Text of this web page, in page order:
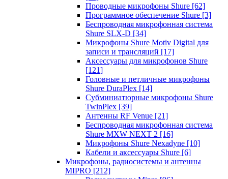
Проводные микрофоны Shure [62]
Программное обеспечение Shure [3]
Беспроводная микрофонная система
Shure SLX-D [34]
Микрофоны Shure Motiv Digital для
записи и трансляций [17]
Аксессуары для микрофонов Shure
[121]
Головные и петличные микрофоны
Shure DuraPlex [14]
Субминиатюрные микрофоны Shure
TwinPlex [39]
Антенны RF Venue [21]
Беспроводная микрофонная система
Shure MXW NEXT 2 [16]
Микрофоны Shure Nexadyne [10]
Кабели и аксессуары Shure [6]
Микрофоны, радиосистемы и антенны
MIPRO [212]